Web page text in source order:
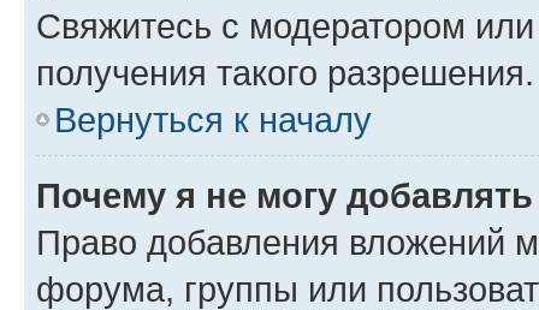
Свяжитесь с модератором
получения такого разрешения.
Вернуться к началу
Почему я не могу
Право добавления вложений
форума, группы или